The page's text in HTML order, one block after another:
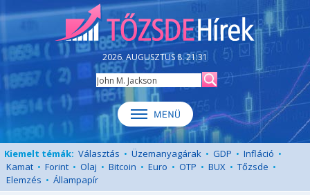
2026. AUGUSZTUS 8. 21:31
Kiemelt témák: Választás • Üzemanyagárak • GDP • Infláció •
Kamat • Forint • Olaj • Bitcoin • Euro • OTP • BUX • Tőzsde •
Elemzés • Állampapír